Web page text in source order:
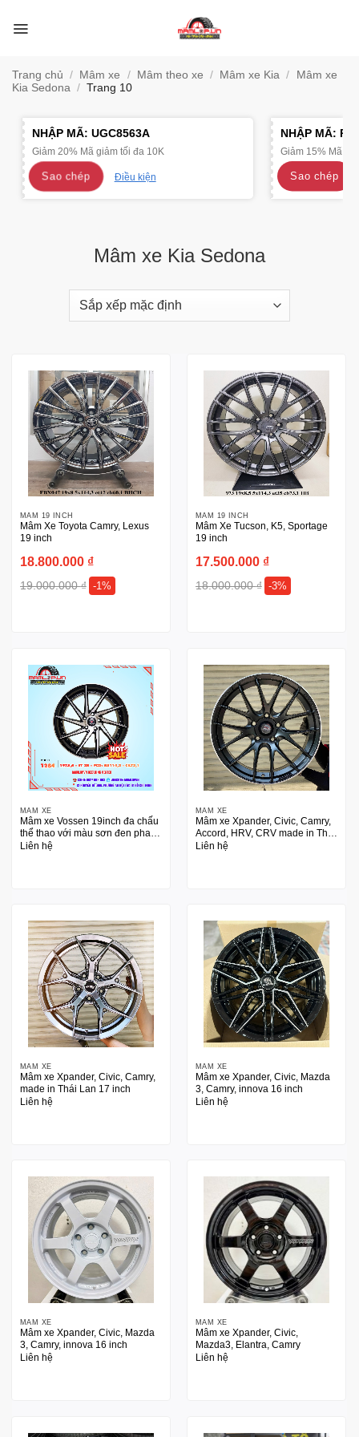
qua
Trang chủ / Mâm xe / Mâm theo xe / Mâm xe Kia /
Mâm xe
Kia Sedona / Trang 10
NHẬP MÃ: UGC8563A
Giảm 20% Mã giảm tối đa 10K
Sao chép Điều kiện
NHẬP MÃ:
Giảm 15% Mã
Sao chép
Mâm xe Kia Sedona
MÂM 19 INCH
Mâm Xe Toyota Camry, Lexus
19 inch
18.800.000 ₫
19.000.000₫ -1%
MÂM 19 INCH
Mâm Xe Tucson, K5, Sportage
19 inch
17.500.000 ₫
18.000.000₫ -3%
MÂM XE
Mâm xe Vossen 19inch đa chấu
thể thao với màu sơn đen phay
CNC
Liên hệ
MÂM XE
Mâm xe Xpander, Civic, Camry,
Accord, HRV, CRV made in Thái
Lan 17 inch
Liên hệ
MÂM XE
Mâm xe Xpander, Civic, Camry,
made in Thái Lan 17 inch
Liên hệ
MÂM XE
Mâm xe Xpander, Civic, Mazda
3, Camry, innova 16 inch
Liên hệ
MÂM XE
Mâm xe Xpander, Civic, Mazda
3, Camry, innova 16 inch
Liên hệ
MÂM XE
Mâm xe Xpander, Civic,
Mazda3, Elantra, Camry
Liên hệ